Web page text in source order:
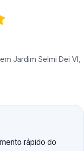
Jardim Selmi Dei VI,
rápido do